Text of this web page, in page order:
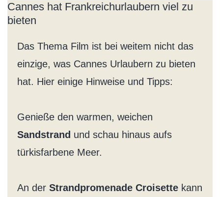
Cannes hat Frankreichurlaubern viel zu
bieten
Das Thema Film ist bei weitem nicht das
einzige, was Cannes Urlaubern zu bieten
hat. Hier einige Hinweise und Tipps:
Genieße den warmen, weichen
Sandstrand und schau hinaus aufs
türkisfarbene Meer.
An der Strandpromenade Croisette kann